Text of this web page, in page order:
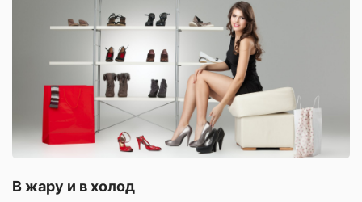
В жару и в холод